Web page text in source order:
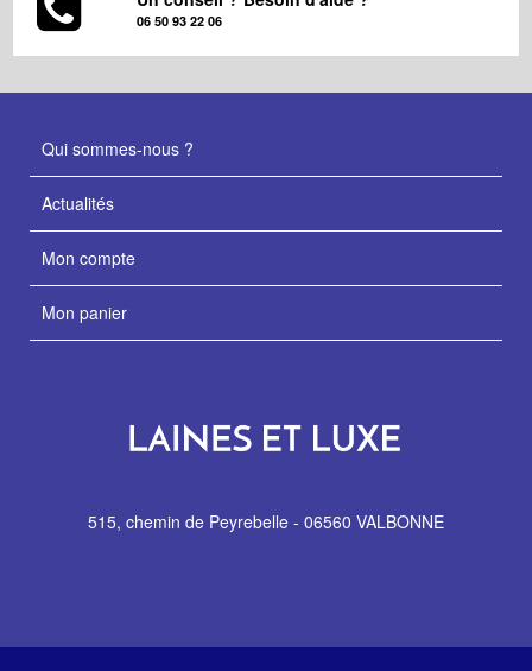
06 50 93 22 06
Qui sommes-nous ?
Actualités
Mon compte
Mon panier
515, chemin de Peyrebelle - 06560 VALBONNE